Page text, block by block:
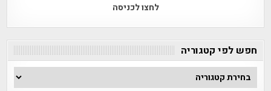
לחצו לכניסה
חפש לפי קטגוריה
חפש
לפי